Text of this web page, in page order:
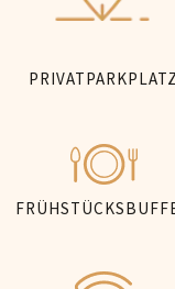
PRIVATPARKPLATZ